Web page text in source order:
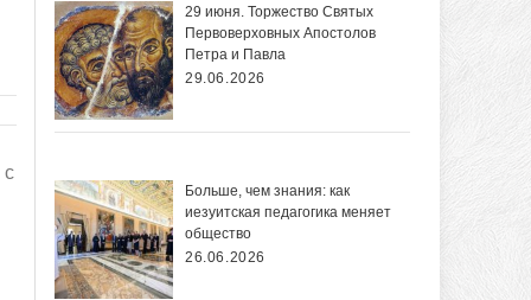
с
29 июня. Торжество Святых
Первоверховных Апостолов
Петра и Павла
29.06.2026
Больше, чем знания: как
иезуитская педагогика меняет
общество
26.06.2026